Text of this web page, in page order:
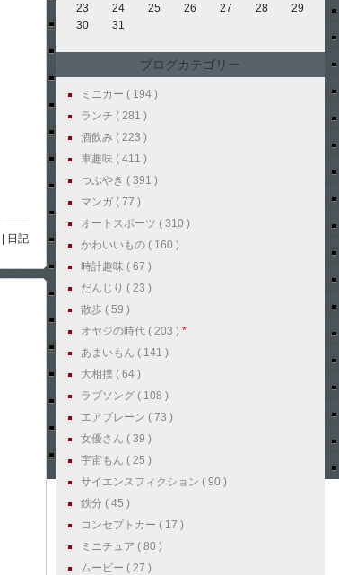
| 日記
23
24 25 26 27 28
29
30
31
ブログカテゴリー
ミニカー ( 194 )
ランチ ( 281 )
酒飲み ( 223 )
車趣味 ( 411 )
つぶやき ( 391 )
マンガ ( 77 )
オートスポーツ ( 310 )
かわいいもの ( 160 )
時計趣味 ( 67 )
だんじり ( 23 )
散歩 ( 59 )
オヤジの時代 ( 203 ) *
あまいもん ( 141 )
大相撲 ( 64 )
ラブソング ( 108 )
エアプレーン ( 73 )
女優さん ( 39 )
宇宙もん ( 25 )
サイエンスフィクション ( 90 )
鉄分 ( 45 )
コンセプトカー ( 17 )
ミニチュア ( 80 )
ムービー ( 27 )